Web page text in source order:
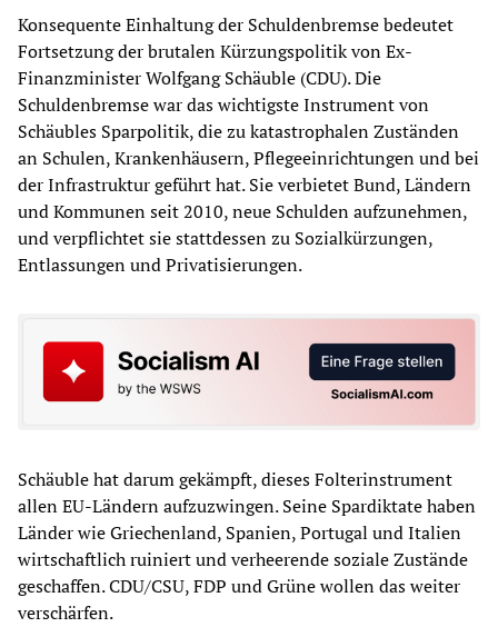
Konsequente Einhaltung der Schuldenbremse bedeutet
Fortsetzung der brutalen Kürzungspolitik von Ex-
Finanzminister Wolfgang Schäuble (CDU). Die
Schuldenbremse war das wichtigste Instrument von
Schäubles Sparpolitik, die zu katastrophalen Zuständen
an Schulen, Krankenhäusern, Pflegeeinrichtungen und bei
der Infrastruktur geführt hat. Sie verbietet Bund, Ländern
und Kommunen seit 2010, neue Schulden aufzunehmen,
und verpflichtet sie stattdessen zu Sozialkürzungen,
Entlassungen und Privatisierungen.
Schäuble hat darum gekämpft, dieses Folterinstrument
allen EU-Ländern aufzuzwingen. Seine Spardiktate haben
Länder wie Griechenland, Spanien, Portugal und Italien
wirtschaftlich ruiniert und verheerende soziale Zustände
geschaffen. CDU/CSU, FDP und Grüne wollen das weiter
verschärfen.